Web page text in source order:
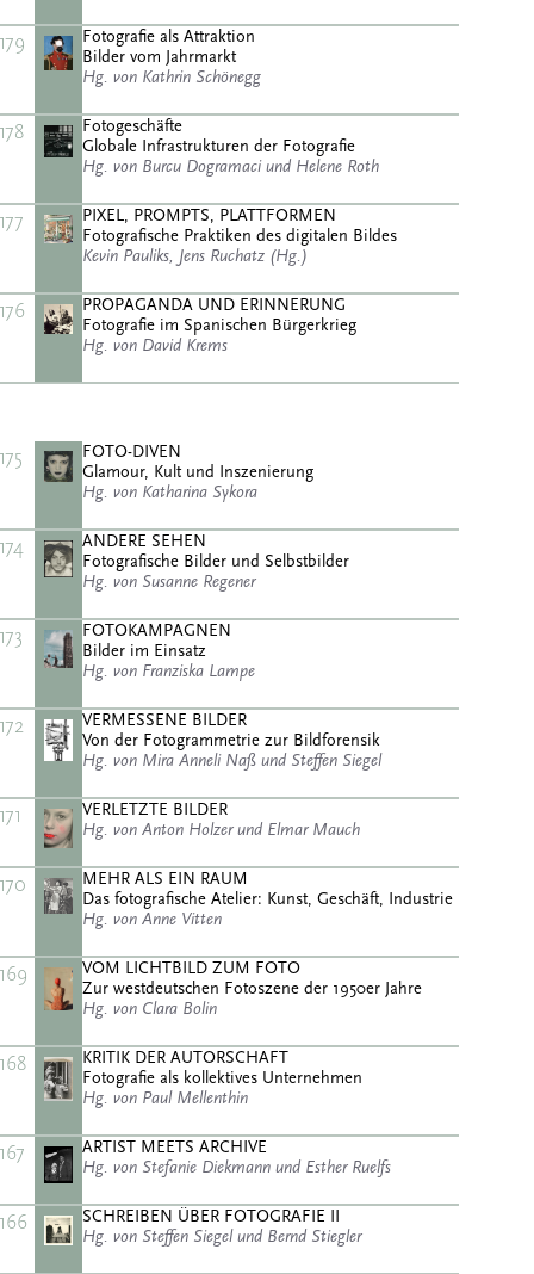
179
Fotografie als Attraktion
Bilder vom Jahrmarkt
Hg. von Kathrin Schönegg
178
Fotogeschäfte
Globale Infrastrukturen der Fotografie
Hg. von Burcu Dogramaci und Helene Roth
177
PIXEL, PROMPTS, PLATTFORMEN
Fotografische Praktiken des digitalen Bildes
Kevin Pauliks, Jens Ruchatz (Hg.)
176
PROPAGANDA UND ERINNERUNG
Fotografie im Spanischen Bürgerkrieg
Hg. von David Krems
175
FOTO-DIVEN
Glamour, Kult und Inszenierung
Hg. von Katharina Sykora
174
ANDERE SEHEN
Fotografische Bilder und Selbstbilder
Hg. von Susanne Regener
173
FOTOKAMPAGNEN
Bilder im Einsatz
Hg. von Franziska Lampe
172
VERMESSENE BILDER
Von der Fotogrammetrie zur Bildforensik
Hg. von Mira Anneli Naß und Steffen Siegel
171
VERLETZTE BILDER
Hg. von Anton Holzer und Elmar Mauch
170
MEHR ALS EIN RAUM
Das fotografische Atelier: Kunst, Geschäft, Industrie
Hg. von Anne Vitten
169
VOM LICHTBILD ZUM FOTO
Zur westdeutschen Fotoszene der 1950er Jahre
Hg. von Clara Bolin
168
KRITIK DER AUTORSCHAFT
Fotografie als kollektives Unternehmen
Hg. von Paul Mellenthin
167
ARTIST MEETS ARCHIVE
Hg. von Stefanie Diekmann und Esther Ruelfs
166
SCHREIBEN ÜBER FOTOGRAFIE II
Hg. von Steffen Siegel und Bernd Stiegler